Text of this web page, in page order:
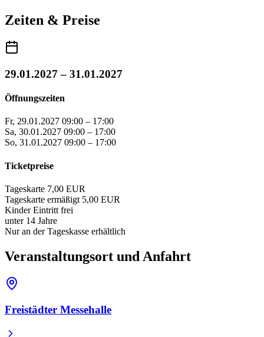
Zeiten & Preise
29.01.2027 – 31.01.2027
Öffnungszeiten
Fr, 29.01.2027 09:00 – 17:00
Sa, 30.01.2027 09:00 – 17:00
So, 31.01.2027 09:00 – 17:00
Ticketpreise
Tageskarte 7,00 EUR
Tageskarte ermäßigt 5,00 EUR
Kinder Eintritt frei
unter 14 Jahre
Nur an der Tageskasse erhältlich
Veranstaltungsort und Anfahrt
Freistädter Messehalle